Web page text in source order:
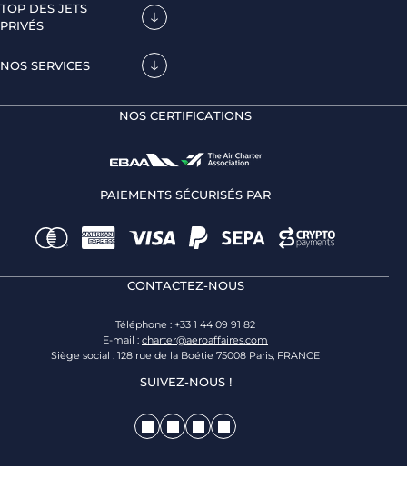
TOP DES JETS
PRIVÉS
NOS SERVICES
NOS CERTIFICATIONS
PAIEMENTS SÉCURISÉS PAR
CONTACTEZ-NOUS
Téléphone : +33 1 44 09 91 82
E-mail : charter@aeroaffaires.com
Siège social : 128 rue de la Boétie 75008 Paris, FRANCE
SUIVEZ-NOUS !